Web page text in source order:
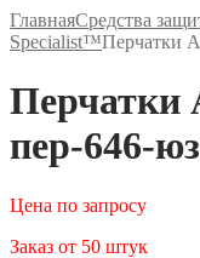
ГлавнаяСредства
Specialist™Перчатки
пер-646-юз
Цена по запросу
Заказ от 50 штук